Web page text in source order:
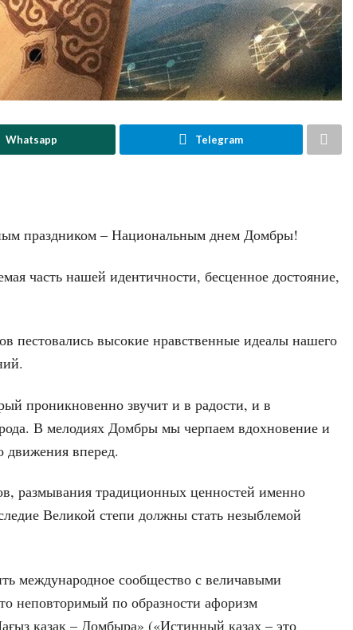
Whatsapp Telegram
праздником – Национальным днем Домбры!
часть нашей идентичности, бесценное достояние,
пестовались высокие нравственные идеалы нашего
проникновенно звучит и в радости, и в
В мелодиях Домбры мы черпаем вдохновение и
движения вперед.
размывания традиционных ценностей именно
Великой степи должны стать незыблемой
международное сообщество с величавыми
неповторимый по образности афоризм
қазақ – Домбыра» («Истинный казах – это